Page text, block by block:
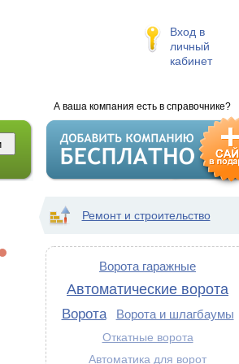
Вход в
личный
кабинет
А ваша компания есть в справочнике?
Ремонт и строительство
Ворота гаражные
Автоматические ворота
Ворота Ворота и шлагбаумы
Откатные ворота
Автоматика для ворот